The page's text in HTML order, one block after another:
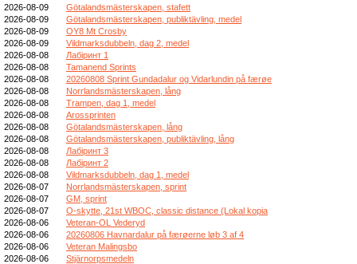
2026-08-09
Götalandsmästerskapen, stafett
2026-08-09
Götalandsmästerskapen, publiktävling, medel
2026-08-09
OY8 Mt Crosby
2026-08-09
Vildmarksdubbeln, dag 2, medel
2026-08-08
Лабіринт 1
2026-08-08
Tamanend Sprints
2026-08-08
20260808 Sprint Gundadalur og Vidarlundin på færøe
2026-08-08
Norrlandsmästerskapen, lång
2026-08-08
Trampen, dag 1, medel
2026-08-08
Arossprinten
2026-08-08
Götalandsmästerskapen, lång
2026-08-08
Götalandsmästerskapen, publiktävling, lång
2026-08-08
Лабіринт 3
2026-08-08
Лабіринт 2
2026-08-08
Vildmarksdubbeln, dag 1, medel
2026-08-07
Norrlandsmästerskapen, sprint
2026-08-07
GM, sprint
2026-08-07
O-skytte, 21st WBOC, classic distance (Lokal kopia
2026-08-06
Veteran-OL Vederyd
2026-08-06
20260806 Havnardalur på færøerne løb 3 af 4
2026-08-06
Veteran Malingsbo
2026-08-06
Stjärnorpsmedeln